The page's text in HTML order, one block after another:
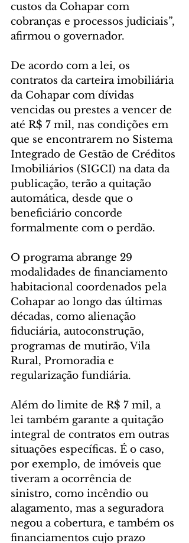
custos da Cohapar com
cobranças e processos judiciais”,
afirmou o governador.
De acordo com a lei, os
contratos da carteira imobiliária
da Cohapar com dívidas
vencidas ou prestes a vencer de
até R$ 7 mil, nas condições em
que se encontrarem no Sistema
Integrado de Gestão de Créditos
Imobiliários (SIGCI) na data da
publicação, terão a quitação
automática, desde que o
beneficiário concorde
formalmente com o perdão.
O programa abrange 29
modalidades de financiamento
habitacional coordenados pela
Cohapar ao longo das últimas
décadas, como alienação
fiduciária, autoconstrução,
programas de mutirão, Vila
Rural, Promoradia e
regularização fundiária.
Além do limite de R$ 7 mil, a
lei também garante a quitação
integral de contratos em outras
situações específicas. É o caso,
por exemplo, de imóveis que
tiveram a ocorrência de
sinistro, como incêndio ou
alagamento, mas a seguradora
negou a cobertura, e também os
financiamentos cujo prazo